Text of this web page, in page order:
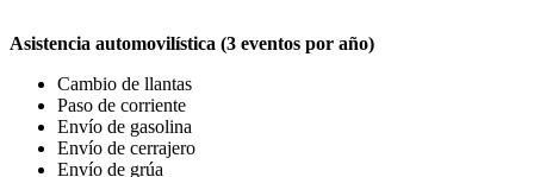
Asistencia automovilística (3 eventos por año)
Cambio de llantas
Paso de corriente
Envío de gasolina
Envío de cerrajero
Envío de grúa